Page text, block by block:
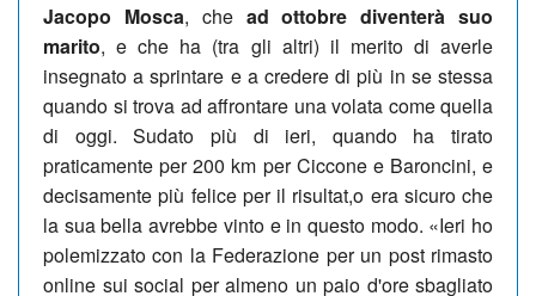
Jacopo Mosca, che ad ottobre diventerà suo
marito, e che ha (tra gli altri) il merito di averle
insegnato a sprintare e a credere di più in se stessa
quando si trova ad affrontare una volata come quella
di oggi. Sudato più di ieri, quando ha tirato
praticamente per 200 km per Ciccone e Baroncini, e
decisamente più felice per il risultat,o era sicuro che
la sua bella avrebbe vinto e in questo modo. «Ieri ho
polemizzato con la Federazione per un post rimasto
online sui social per almeno un paio d'ore sbagliato